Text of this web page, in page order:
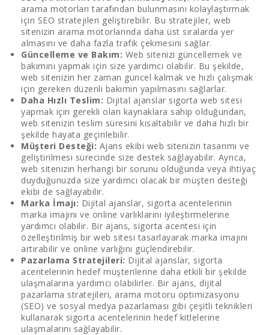
arama motorları tarafından bulunmasını kolaylaştırmak
için SEO stratejileri geliştirebilir. Bu stratejiler, web
sitenizin arama motorlarında daha üst sıralarda yer
almasını ve daha fazla trafik çekmesini sağlar.
Güncelleme ve Bakım: Web sitenizi güncellemek ve
bakımını yapmak için size yardımcı olabilir. Bu şekilde,
web sitenizin her zaman güncel kalmak ve hızlı çalışmak
için gereken düzenli bakımın yapılmasını sağlarlar.
Daha Hızlı Teslim: Dijital ajanslar sigorta web sitesi
yapmak için gerekli olan kaynaklara sahip olduğundan,
web sitenizin teslim süresini kısaltabilir ve daha hızlı bir
şekilde hayata geçirilebilir.
Müşteri Desteği: Ajans ekibi web sitenizin tasarımı ve
geliştirilmesi sürecinde size destek sağlayabilir. Ayrıca,
web sitenizin herhangi bir sorunu olduğunda veya ihtiyaç
duyduğunuzda size yardımcı olacak bir müşteri desteği
ekibi de sağlayabilir.
Marka İmajı: Dijital ajanslar, sigorta acentelerinin
marka imajını ve online varlıklarını iyileştirmelerine
yardımcı olabilir. Bir ajans, sigorta acentesi için
özelleştirilmiş bir web sitesi tasarlayarak marka imajını
artırabilir ve online varlığını güçlendirebilir.
Pazarlama Stratejileri: Dijital ajanslar, sigorta
acentelerinin hedef müşterilerine daha etkili bir şekilde
ulaşmalarına yardımcı olabilirler. Bir ajans, dijital
pazarlama stratejileri, arama motoru optimizasyonu
(SEO) ve sosyal medya pazarlaması gibi çeşitli teknikleri
kullanarak sigorta acentelerinin hedef kitlelerine
ulaşmalarını sağlayabilir.